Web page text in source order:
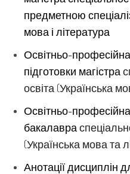
предметною
мова і література
Освітньо-
підготовки магістра
освіта (Українська
Освітньо-
бакалавра
(Українська мова та
Анотації дисциплін